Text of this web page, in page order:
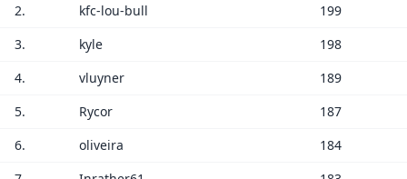
2.
kfc-lou-bull
199
3.
kyle
198
4.
vluyner
189
5.
Rycor
187
6.
oliveira
184